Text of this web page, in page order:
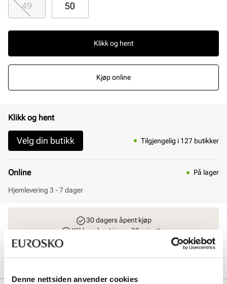
Denne nettsiden anvender cookies
49 50
Klikk og hent
Kjøp online
Klikk og hent
Velg din butikk Tilgjengelig i 127 butikker
Online På lager
Hjemlevering 3 - 7 dager
30 dagers åpent kjøp
Klikk og hent innen 30 minutter